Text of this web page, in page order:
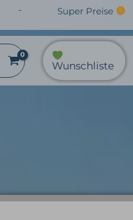
Super Preise
Wunschliste